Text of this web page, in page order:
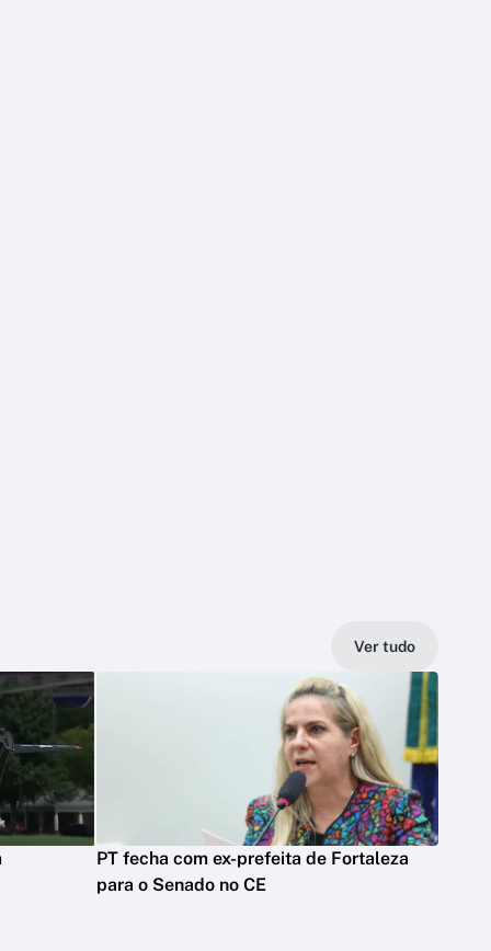
Ver tudo
PT fecha com ex-prefeita de Fortaleza
para o Senado no CE